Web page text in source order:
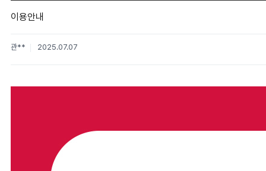
이용안내
관** 2025.07.07